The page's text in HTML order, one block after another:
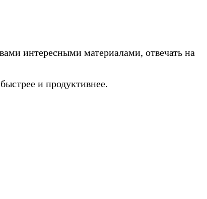
интересными материалами, отвечать на
и продуктивнее.